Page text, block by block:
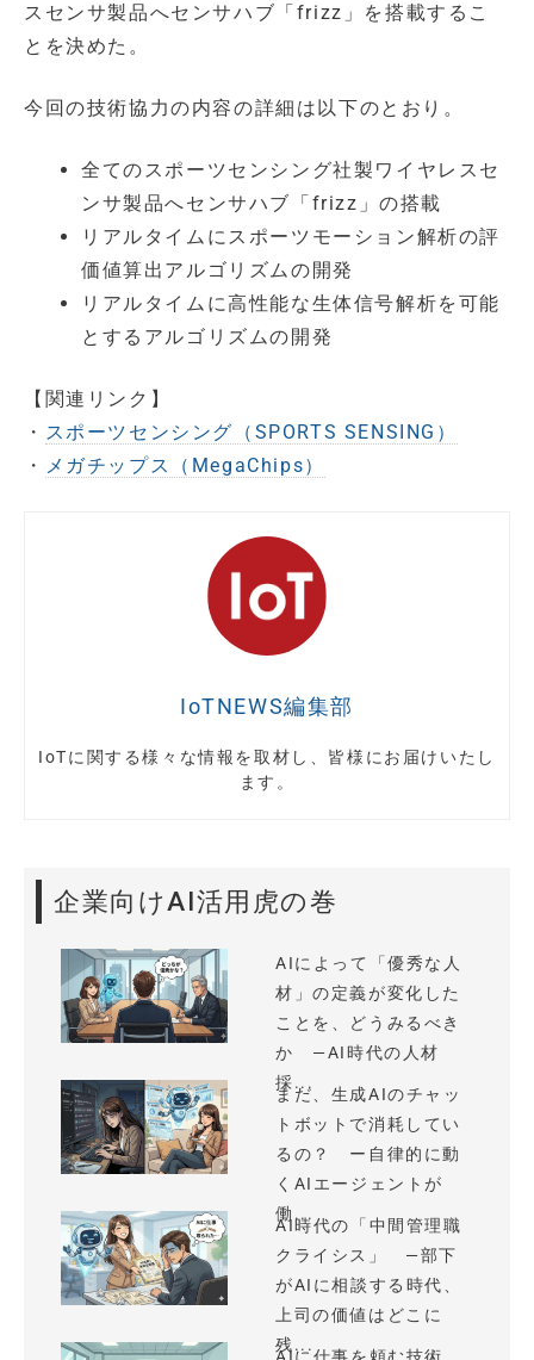
スセンサ製品へセンサハブ「frizz」を搭載するこ
とを決めた。
今回の技術協力の内容の詳細は以下のとおり。
全てのスポーツセンシング社製ワイヤレスセ
ンサ製品へセンサハブ「frizz」の搭載
リアルタイムにスポーツモーション解析の評
価値算出アルゴリズムの開発
リアルタイムに高性能な生体信号解析を可能
とするアルゴリズムの開発
【関連リンク】
・ スポーツセンシング（SPORTS SENSING）
・ メガチップス（MegaChips）
IoTNEWS編集部
IoTに関する様々な情報を取材し、皆様にお届けいたし
ます。
企業向けAI活用虎の巻
AIによって「優秀な人
材」の定義が変化した
ことを、どうみるべき
か —AI時代の人材
採...
まだ、生成AIのチャッ
トボットで消耗してい
るの？ ー自律的に動
くAIエージェントが
働...
AI時代の「中間管理職
クライシス」 —部下
がAIに相談する時代、
上司の価値はどこに
残...